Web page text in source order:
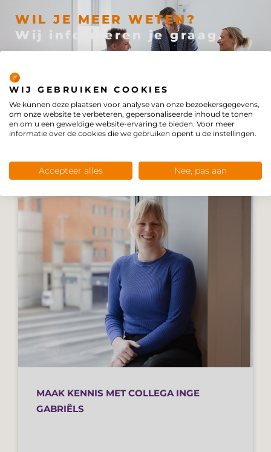
WIL JE MEER WETEN?
Wij informeren je graag.
BEKIJK OOK
MAAK KENNIS MET COLLEGA INGE
GABRIËLS
WIJ GEBRUIKEN COOKIES
We kunnen deze plaatsen voor analyse van onze bezoekersgegevens,
om onze website te verbeteren, gepersonaliseerde inhoud te tonen
en om u een geweldige website-ervaring te bieden. Voor meer
informatie over de cookies die we gebruiken opent u de instellingen.
Accepteer alles Nee, pas aan